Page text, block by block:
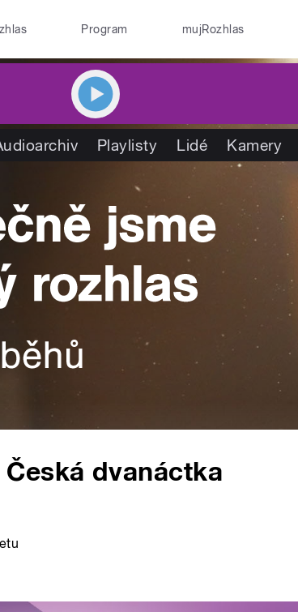
Program mujRozhlas
Playlisty Lidé Kamery
dvanáctka